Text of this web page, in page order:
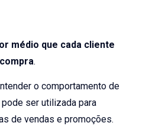
médio que cada cliente
.
o comportamento de
ser utilizada para
de vendas e promoções.